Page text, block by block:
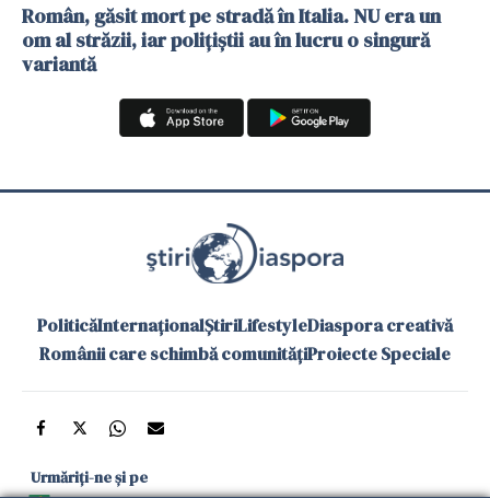
Român, găsit mort pe stradă în Italia. NU era un
om al străzii, iar polițiștii au în lucru o singură
variantă
PoliticăInternaționalȘtiriLifestyleDiaspora creativă
Românii care schimbă comunitățiProiecte Speciale
Urmăriți-ne și pe